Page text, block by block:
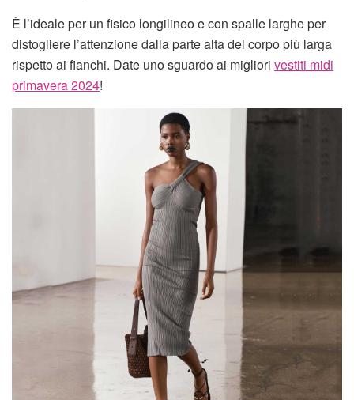
È l’ideale per un fisico longilineo e con spalle larghe per
distogliere l’attenzione dalla parte alta del corpo più larga
rispetto ai fianchi. Date uno sguardo ai migliori vestiti midi
primavera 2024!